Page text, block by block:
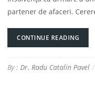
partener de afaceri.
CONTINUE READING
By : Dr. Radu Catalin Pavel